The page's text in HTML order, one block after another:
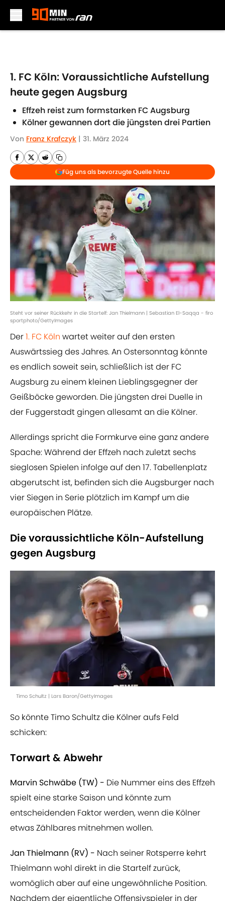
1. FC Köln: Voraussichtliche Aufstellung
heute gegen Augsburg
Effzeh reist zum formstarken FC Augsburg
Kölner gewannen dort die jüngsten drei Partien
Von Franz Krafczyk | 31. März 2024
Füg uns als bevorzugte Quelle hinzu
Steht vor seiner Rückkehr in die Startelf: Jan Thielmann | Sebastian El-Saqqa - firo
sportphoto/GettyImages
Der1. FC Köln wartet weiter auf den ersten
Auswärtssieg des Jahres. An Ostersonntag könnte
es endlich soweit sein, schließlich ist der FC
Augsburg zu einem kleinen Lieblingsgegner der
Geißböcke geworden. Die jüngsten drei Duelle in
der Fuggerstadt gingen allesamt an die Kölner.
Allerdings spricht die Formkurve eine ganz andere
Spache: Während der Effzeh nach zuletzt sechs
sieglosen Spielen infolge auf den 17. Tabellenplatz
abgerutscht ist, befinden sich die Augsburger nach
vier Siegen in Serie plötzlich im Kampf um die
europäischen Plätze.
Die voraussichtliche Köln-Aufstellung
gegen Augsburg
Timo Schultz | Lars Baron/GettyImages
So könnte Timo Schultz die Kölner aufs Feld
schicken:
Torwart & Abwehr
Marvin Schwäbe (TW) - Die Nummer eins des Effzeh
spielt eine starke Saison und könnte zum
entscheidenden Faktor werden, wenn die Kölner
etwas Zählbares mitnehmen wollen.
Jan Thielmann (RV) - Nach seiner Rotsperre kehrt
Thielmann wohl direkt in die Startelf zurück,
womöglich aber auf eine ungewöhnliche Position.
Nachdem der eigentliche Offensivspieler in der